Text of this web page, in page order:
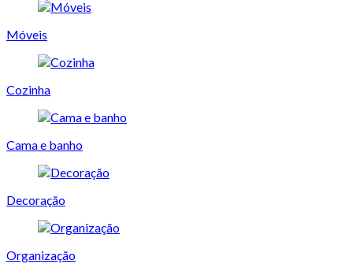
Móveis
Cozinha
Cama e banho
Decoração
Organização